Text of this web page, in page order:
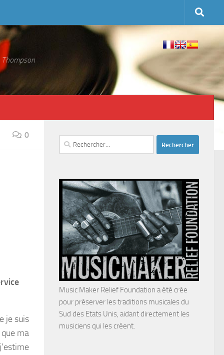
0
je suis
ma
Rechercher :
Music Maker Relief Foundation a été crée
pour préserver les traditions musicales du
Sud des Etats Unis, aidant directement les
musiciens qui les créent.